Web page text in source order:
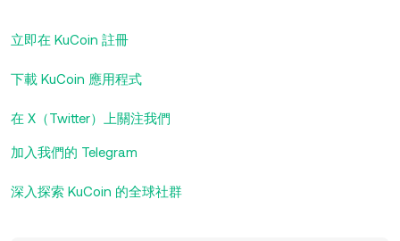
立即在 KuCoin 註冊
下載 KuCoin 應用程式
在 X（Twitter）上關注我們
加入我們的 Telegram
深入探索 KuCoin 的全球社群